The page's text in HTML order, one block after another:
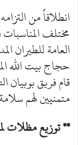
انطلاقاً من
مختلف المناسبات
العامة للطيران
حجاج بيت الله
قام فريق بوبيان
متمنيين لهم
** توزيع مظلات